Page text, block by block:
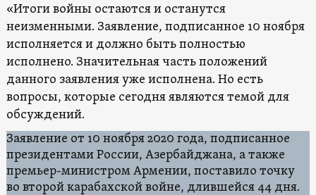
«Итоги войны остаются и останутся
неизменными. Заявление, подписанное 10 ноября
исполняется и должно быть полностью
исполнено. Значительная часть положений
данного заявления уже исполнена. Но есть
вопросы, которые сегодня являются темой для
обсуждений.
Заявление от 10 ноября 2020 года, подписанное
президентами России, Азербайджана, а также
премьер-министром Армении, поставило точку
во второй карабахской войне, длившейся 44 дня.